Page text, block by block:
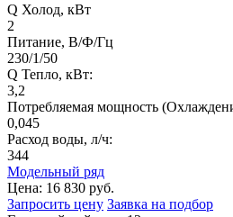
Q Холод, кВт
2
Питание, В/Ф/Гц
230/1/50
Q Тепло, кВт:
3,2
Потребляемая мощность
0,045
Расход воды, л/ч:
344
Модельный ряд
Цена: 16 830 руб.
Запросить цену Заявка на подбор